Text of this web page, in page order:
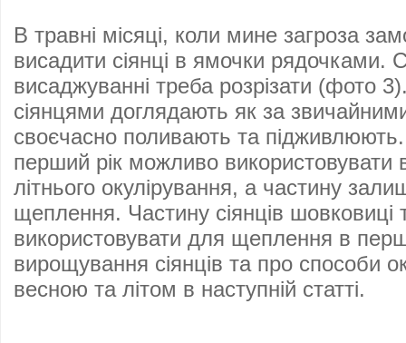
В травні місяці, коли мине загроза
висадити сіянці в ямочки рядочками.
висаджуванні треба розрізати (фото
сіянцями доглядають як за
своєчасно поливають та підживлюють.
перший рік можливо використовувати
літнього окулірування, а частину
щеплення. Частину сіянців
використовувати для щеплення в
вирощування сіянців та про способи
весною та літом в наступній статті.